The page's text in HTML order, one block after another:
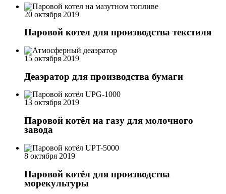
20 октября 2019
Паровой котел для производства текстиля
15 октября 2019
Деаэратор для производства бумаги
13 октября 2019
Паровой котёл на газу для молочного
завода
8 октября 2019
Паровой котёл для производства
морекультуры